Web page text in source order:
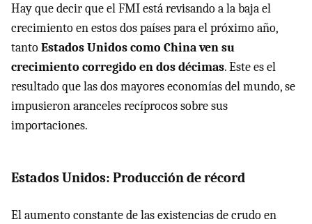
Hay que decir que el FMI está revisando a la baja el
crecimiento en estos dos países para el próximo año,
tantoEstados Unidos como China ven su
crecimiento corregido en dos décimas. Este es el
resultado que las dos mayores economías del mundo, se
impusieron aranceles recíprocos sobre sus
importaciones.
Estados Unidos: Producción de récord
El aumento constante de las existencias de crudo en